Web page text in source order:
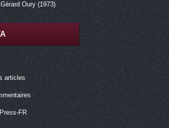
Oury (1973)
articles
FR